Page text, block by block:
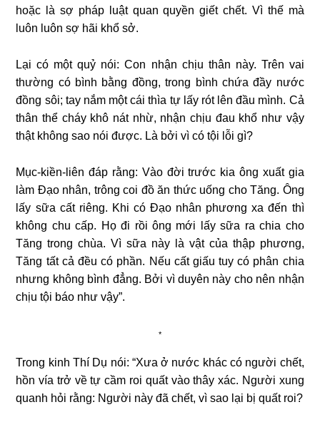
hoặc là sợ pháp luật quan quyền giết chết. Vì thế mà
luôn luôn sợ hãi khổ sở.
Lại có một quỷ nói: Con nhận chịu thân này. Trên vai
thường có bình bằng đồng, trong bình chứa đầy nước
đồng sôi; tay nắm một cái thìa tự lấy rót lên đầu mình. Cả
thân thể cháy khô nát nhừ, nhận chịu đau khổ như vậy
thật không sao nói được. Là bởi vì có tội lỗi gì?
Mục-kiền-liên đáp rằng: Vào đời trước kia ông xuất gia
làm Đạo nhân, trông coi đồ ăn thức uống cho Tăng. Ông
lấy sữa cất riêng. Khi có Đạo nhân phương xa đến thì
không chu cấp. Họ đi rồi ông mới lấy sữa ra chia cho
Tăng trong chùa. Vì sữa này là vật của thập phương,
Tăng tất cả đều có phần. Nếu cất giấu tuy có phân chia
nhưng không bình đẳng. Bởi vì duyên này cho nên nhận
chịu tội báo như vậy”.
*
Trong kinh Thí Dụ nói: “Xưa ở nước khác có người chết,
hồn vía trở về tự cầm roi quất vào thây xác. Người xung
quanh hỏi rằng: Người này đã chết, vì sao lại bị quất roi?